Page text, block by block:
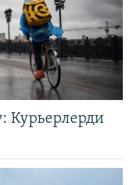
Курьерлерди